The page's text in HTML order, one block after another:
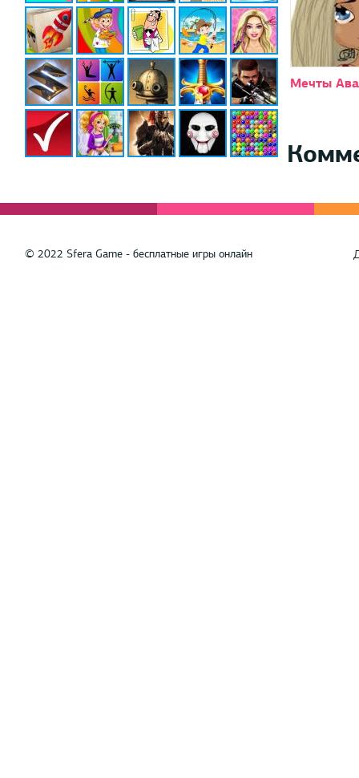
Мечты
© 2022 Sfera Game - бесплатные игры онлайн